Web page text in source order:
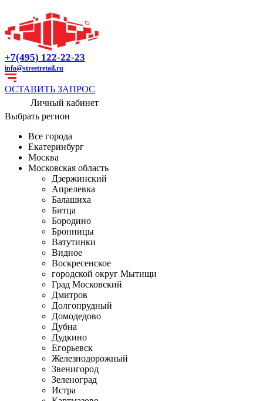
+7(495) 122-22-23
info@streetretail.ru
ОСТАВИТЬ ЗАПРОС
Личный кабинет
Выбрать регион
Все города
Екатеринбург
Москва
Московская область
Дзержинский
Апрелевка
Балашиха
Битца
Бородино
Бронницы
Ватутинки
Видное
Воскресенское
городской округ Мытищи
Град Московский
Дмитров
Долгопрудный
Домодедово
Дубна
Дудкино
Егорьевск
Железнодорожный
Звенигород
Зеленоград
Истра